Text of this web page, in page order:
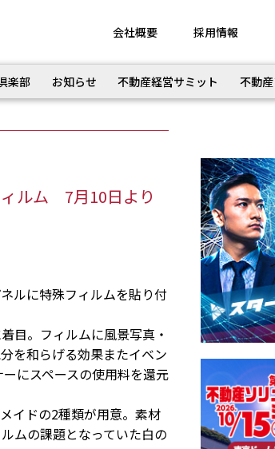
会社概要 採用情報
楽部 お知らせ 不動産経営サミット 不動
ルム 7月10日より
ルに特殊フィルムを貼り付
目。フィルムに風景写真・
を和らげる効果またイベン
にスペースの使用料を還元
イドの2種類が用意。素材
ムの課題となっていた白の